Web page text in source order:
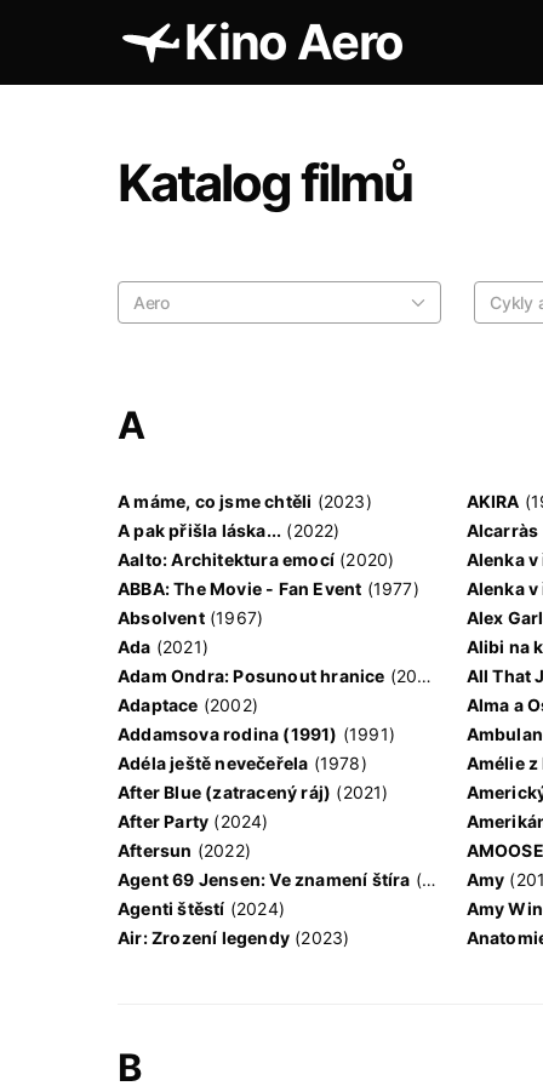
Kino Aero
Katalog filmů
Aero Cykly
A
A máme, co jsme chtěli (2023)
A pak přišla láska... (2022)
Aalto: Architektura emocí (2020)
ABBA: The Movie - Fan Event (1977)
Absolvent(1967)
Ada (2021)
Adam Ondra: Posunout hranice (2022)
Adaptace (2002)
Addamsova rodina (1991) (1991)
Adéla ještě nevečeřela (1978)
After Blue (zatracený ráj) (2021)
After Party (2024)
Aftersun (2022)
Agent 69 Jensen: Ve znamení štíra (1977)
Agenti štěstí (2024)
Air: Zrození legendy (2023)
AKIRA
Alcarràs
Alenka
Alenka
Alex
Alibi na
All That
Alma a
Amélie
Amy
Amy
B